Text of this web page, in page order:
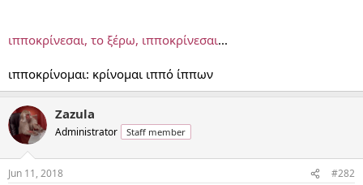
ιπποκρίνεσαι, το ξέρω, ιπποκρίνεσαι...
ιπποκρίνομαι: κρίνομαι ιππό ίππων
Zazula
Administrator Staff member
Jun 11, 2018 #282